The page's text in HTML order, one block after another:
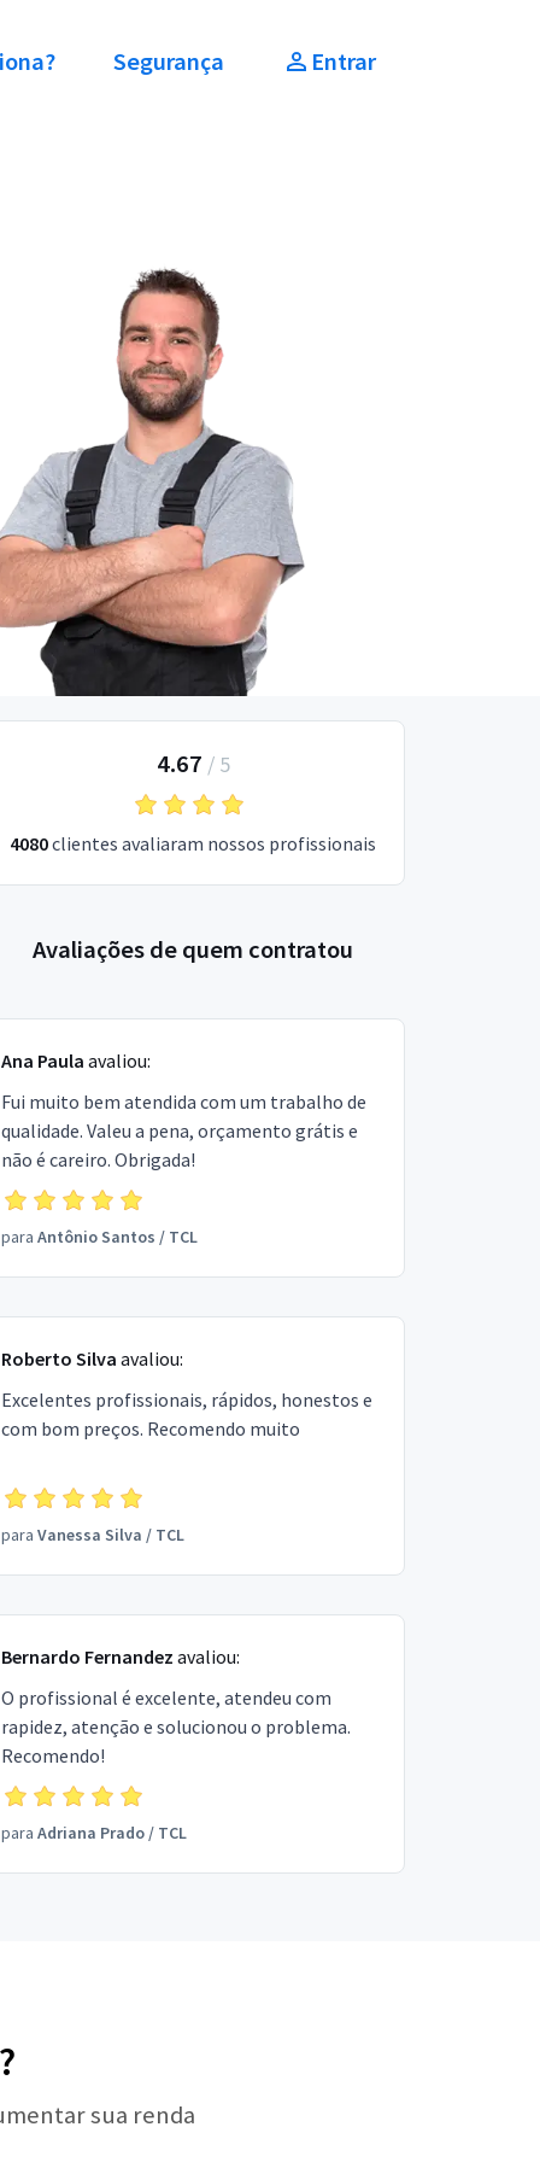
Segurança Entrar
4.67 / 5
4080clientes avaliaram nossos profissionais
Avaliações de quem contratou
Ana Paula avaliou:
Fui muito bem atendida com um trabalho de
qualidade. Valeu a pena, orçamento grátis e
não é careiro. Obrigada!
para Antônio Santos / TCL
Roberto Silva avaliou:
Excelentes profissionais, rápidos, honestos e
com bom preços. Recomendo muito
para Vanessa Silva / TCL
Bernardo Fernandez avaliou:
O profissional é excelente, atendeu com
rapidez, atenção e solucionou o problema.
Recomendo!
para Adriana Prado/ TCL
sua renda